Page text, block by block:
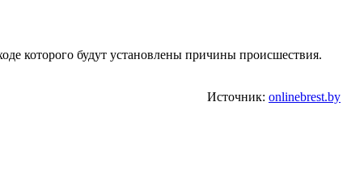
которого будут установлены причины происшествия.
Источник: onlinebrest.by